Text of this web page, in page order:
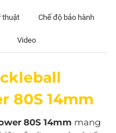
thuật Chế độ bảo hành
Video
80S 14mm
80S 14mm mang